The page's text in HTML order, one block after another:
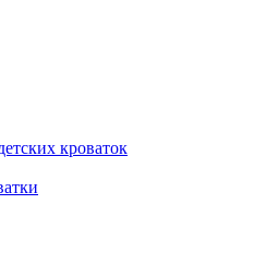
кроваток